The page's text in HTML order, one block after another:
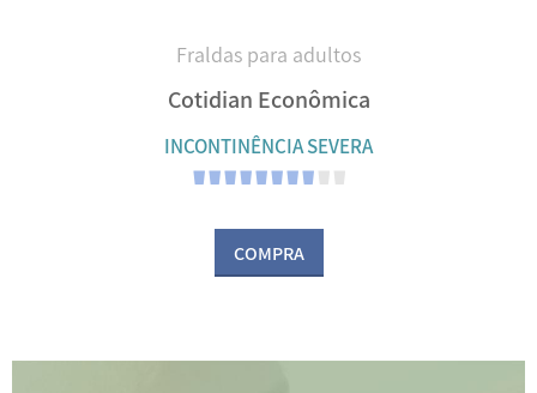
Fraldas para adultos
Cotidian Econômica
INCONTINÊNCIA SEVERA
COMPRA